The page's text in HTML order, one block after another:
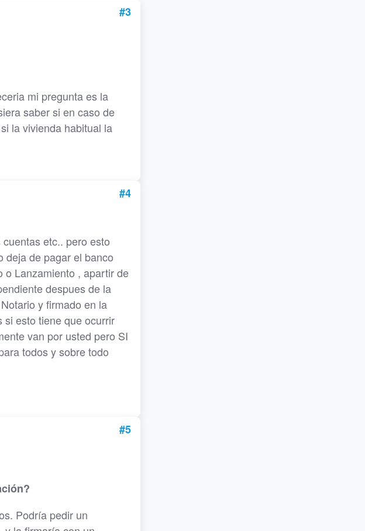
#3
mi pregunta es la
saber si en caso de
la vivienda habitual la
#4
etc.. pero esto
deja de pagar el banco
o Lanzamiento , apartir de
despues de la
y firmado en la
si esto tiene que ocurrir
van por usted pero SI
todos y sobre todo
#5
Podría pedir un